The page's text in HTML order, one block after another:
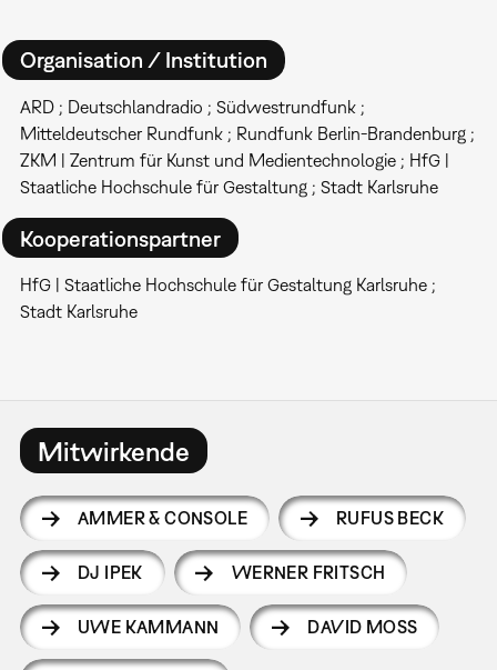
Organisation / Institution
ARD ; Deutschlandradio ; Südwestrundfunk ;
Mitteldeutscher Rundfunk ; Rundfunk Berlin-Brandenburg ;
ZKM | Zentrum für Kunst und Medientechnologie ; HfG |
Staatliche Hochschule für Gestaltung ; Stadt Karlsruhe
Kooperationspartner
HfG | Staatliche Hochschule für Gestaltung Karlsruhe ;
Stadt Karlsruhe
Mitwirkende
AMMER & CONSOLE RUFUS BECK
DJ IPEK WERNER FRITSCH
UWE KAMMANN DAVID MOSS